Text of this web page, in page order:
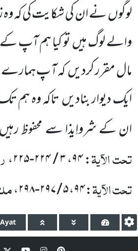
لوگوںنے ان کی شکایت کی کہ وہ
والے لوگ ہیںتو کیا ہم آپ
مال مقرر کردیںکہ آپ ہمارے
ایک دیوار بنادیںتاکہ وہ ہم
ان کے شرواِیذا سے محفوظ
تحت الآیۃ: ۹۴، ۳ / ۲۲۴-۲۲۵،
تحت الآیۃ: ۹۴، ۵ / ۲۹۷-۲۹۸،
Ayat